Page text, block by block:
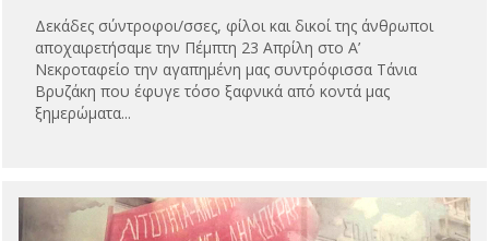
Δεκάδες σύντροφοι/σσες, φίλοι και δικοί της άνθρωποι
αποχαιρετήσαμε την Πέμπτη 23 Απρίλη στο Α’
Νεκροταφείο την αγαπημένη μας συντρόφισσα Τάνια
Βρυζάκη που έφυγε τόσο ξαφνικά από κοντά μας
ξημερώματα...